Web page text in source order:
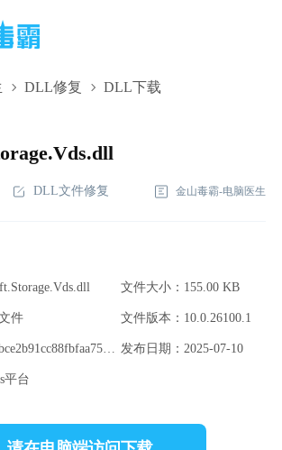
DLL修复 DLL下载
下
DLL文件修复 金山毒霸-电脑医生
文件大小：155.00 KB
件 文件版本：10.0.26100.1
文件MD5：f031fc7bce2b91cc88fbfaa759d8a3d3 发布日期：2025-07-10
平台